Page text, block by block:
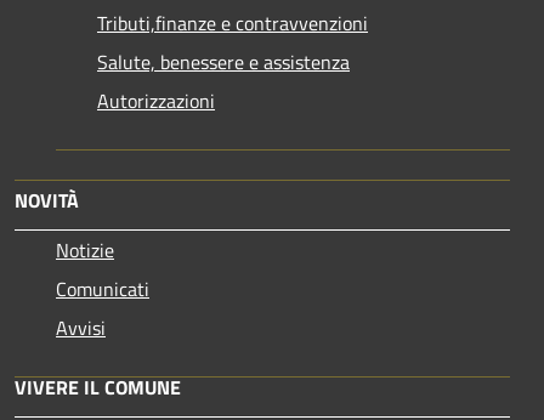
Tributi,finanze e contravvenzioni
Salute, benessere e assistenza
Autorizzazioni
NOVITÀ
Notizie
Comunicati
Avvisi
VIVERE IL COMUNE